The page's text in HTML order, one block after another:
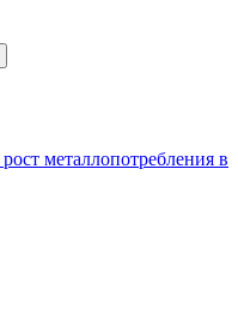
металлопотребления в